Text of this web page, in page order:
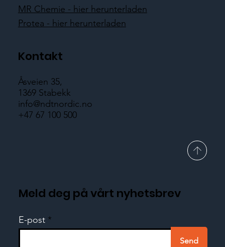
MR Chemie - hier herunterladen
Protea - hier herunterladen
Kontakt
Åsveien 35,
1369 Stabekk
info@ndtnordic.no
+47 67 100 500
Meld deg på vårt nyhetsbrev
E-post
Send